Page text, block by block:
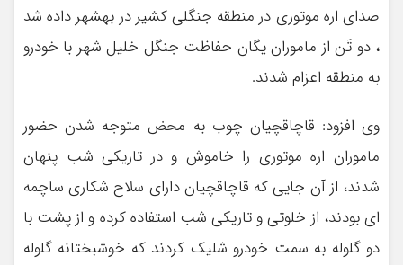
صدای اره موتوری در منطقه جنگلی کشیر در بهشهر داده شد
، دو تَن از ماموران یگان حفاظت جنگل خلیل شهر با خودرو
به منطقه اعزام شدند.
وی افزود: قاچاقچیان چوب به محض متوجه شدن حضور
ماموران اره موتوری را خاموش و در تاریکی شب پنهان
شدند، از آن جایی که قاچاقچیان دارای سلاح شکاری ساچمه
ای بودند، از خلوتی و تاریکی شب استفاده کرده و از پشت با
دو گلوله به سمت خودرو شلیک کردند که خوشبختانه گلوله